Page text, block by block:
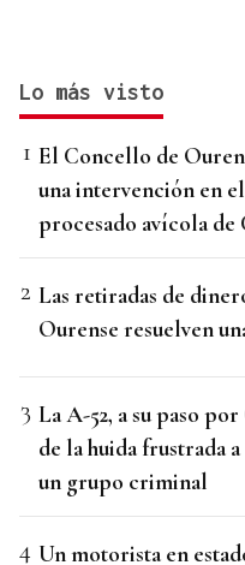
Lo más visto
El Concello de
una intervención en
procesado avícola de
Las retiradas de
Ourense resuelven
La A-52, a su paso
de la huida frustrada
un grupo criminal
Un motorista en